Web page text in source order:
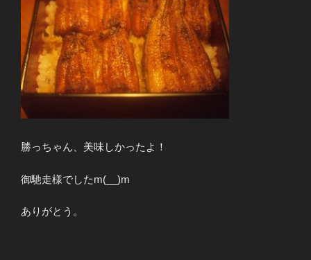
勝っちゃん、美味しかったよ！
御馳走様でしたm(__)m
ありがとう。